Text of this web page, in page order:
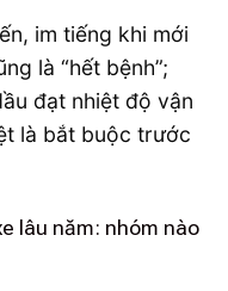
im tiếng khi mới
là “hết bệnh”;
đạt nhiệt độ vận
là bắt buộc trước
lâu năm: nhóm nào